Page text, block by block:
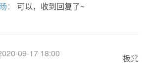
： 可以，收到回复了~
板凳
09-17 18:00